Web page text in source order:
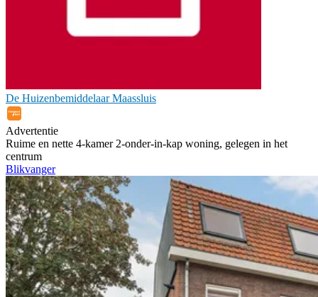
De Huizenbemiddelaar Maassluis
Advertentie
Ruime en nette 4-kamer 2-onder-in-kap woning, gelegen in het
centrum
Blikvanger